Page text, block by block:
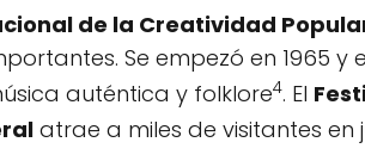
de la Creatividad
Se empezó en 1965 y
auténtica y folklore4. El
atrae a miles de visitantes en